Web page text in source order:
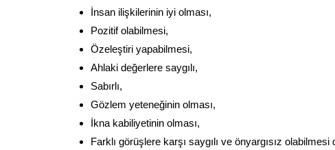
İnsan ilişkilerinin iyi olması,
Pozitif olabilmesi,
Özeleştiri yapabilmesi,
Ahlaki değerlere saygılı,
Sabırlı,
Gözlem yeteneğinin olması,
İkna kabiliyetinin olması,
Farklı görüşlere karşı saygılı ve önyargısız olabilmesi